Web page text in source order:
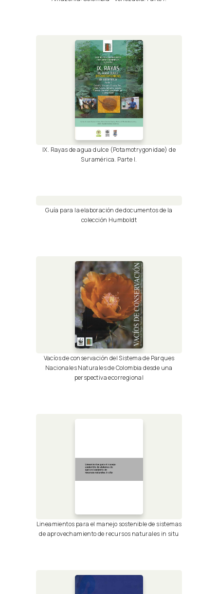
IX. Rayas de agua dulce (Potamotrygonidae) de
Suramérica. Parte I.
Guía para la elaboración de documentos de la
colección Humboldt
Vacíos de conservación del Sistema de Parques
Nacionales Naturales de Colombia desde una
perspectiva ecorregional
Lineamientos para el manejo sostenible de sistemas
de aprovechamiento de recursos naturales in situ